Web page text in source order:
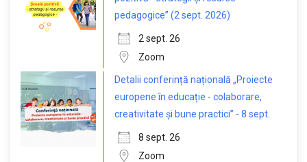
pedagogice” (2 sept. 2026)
2 sept. 26
Zoom
Detalii conferință națională „Proiecte
europene în educație - colaborare,
creativitate și bune practici” - 8 sept.
8 sept. 26
Zoom